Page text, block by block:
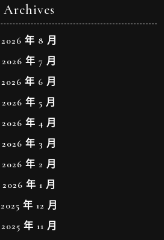
Archives
2026 年 8 月
2026 年 7 月
2026 年 6 月
2026 年 5 月
2026 年 4 月
2026 年 3 月
2026 年 2 月
2026 年 1 月
2025 年 12 月
2025 年 11 月